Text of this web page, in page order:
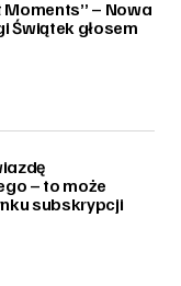
Moments” – Nowa
Świątek głosem
– to może
subskrypcji